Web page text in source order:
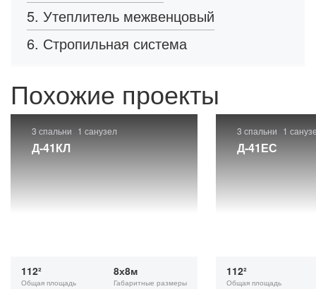
5. Утеплитель межвенцовый
6. Стропильная система
Похожие проекты
3 спальни 1 санузел
Д-41КЛ
112²
Общая площадь
8х8м
Габаритные размеры
3 спальни 1
Д-41ЕС
112²
Общая площадь